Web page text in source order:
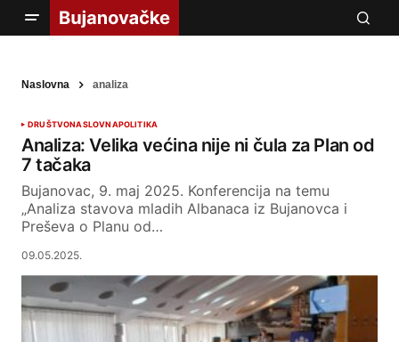
Naslovna analiza
DRUŠTVONASLOVNAPOLITIKA
Analiza: Velika većina nije ni čula za Plan od
7 tačaka
Bujanovac, 9. maj 2025. Konferencija na temu
„Analiza stavova mladih Albanaca iz Bujanovca i
Preševa o Planu od…
09.05.2025.